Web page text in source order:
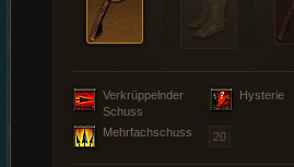
Verkrüppelnder
Schuss
Hysterie
Mehrfachschuss